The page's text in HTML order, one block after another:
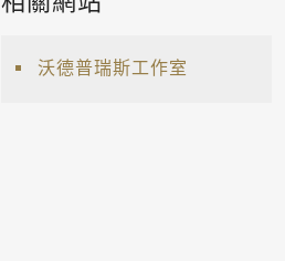
沃德普瑞斯工作室